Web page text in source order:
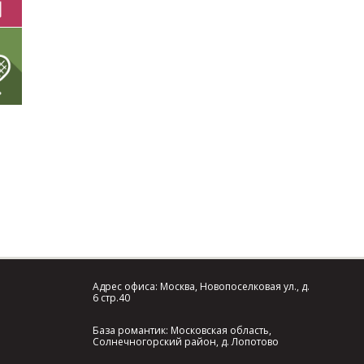
Адрес офиса: Москва, Новопоселковая ул., д.
6 стр.40
База романтик: Московская область,
Солнечногорский район, д. Лопотово